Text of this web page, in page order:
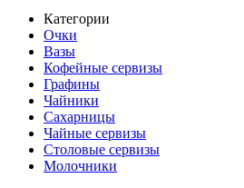
Категории
Очки
Вазы
Кофейные сервизы
Графины
Чайники
Сахарницы
Чайные сервизы
Столовые сервизы
Молочники